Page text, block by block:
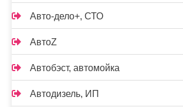
Авто-дело+, СТО
АвтоZ
Автобэст, автомойка
Автодизель, ИП